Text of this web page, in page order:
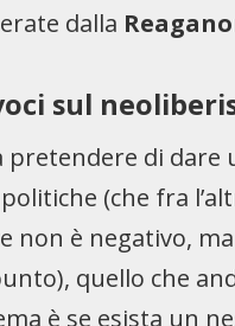
dalla
sul
pretendere di dare
(che fra
non è negativo,
quello che
è se esista un